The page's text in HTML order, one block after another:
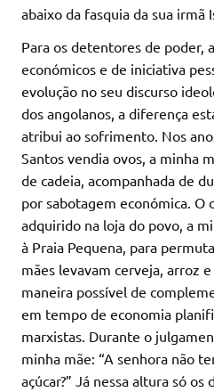
abaixo da fasquia da sua irmã
Para os detentores de poder,
económicos e de iniciativa
evolução no seu discurso
dos angolanos, a diferença
atribui ao sofrimento. Nos
Santos vendia ovos, a minha
de cadeia, acompanhada de
por sabotagem económica. O
adquirido na loja do povo, a
à Praia Pequena, para
mães levavam cerveja, arroz
maneira possível de
em tempo de economia
marxistas. Durante o
minha mãe: “A senhora não
açúcar?” Já nessa altura só